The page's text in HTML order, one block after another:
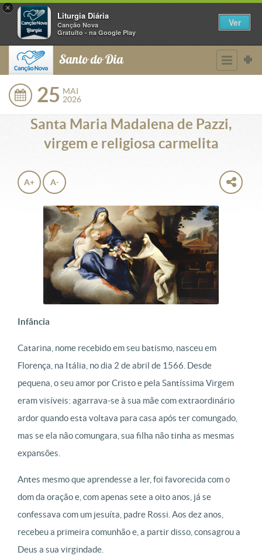
×
Liturgia Diária
Canção Nova
Gratuito - na Google Play
Ver
Santo do Dia
25 MAI
2026
Santa Maria Madalena de Pazzi,
virgem e religiosa carmelita
A+ A-
Infância
Catarina, nome recebido em seu batismo, nasceu em
Florença, na Itália, no dia 2 de abril de 1566. Desde
pequena, o seu amor por Cristo e pela Santíssima Virgem
eram visíveis: agarrava-se à sua mãe com extraordinário
ardor quando esta voltava para casa após ter comungado,
mas se ela não comungara, sua filha não tinha as mesmas
expansões.
Antes mesmo que aprendesse a ler, foi favorecida com o
dom da oração e, com apenas sete a oito anos, já se
confessava com um jesuíta, padre Rossi. Aos dez anos,
recebeu a primeira comunhão e, a partir disso, consagrou a
Deus a sua virgindade.